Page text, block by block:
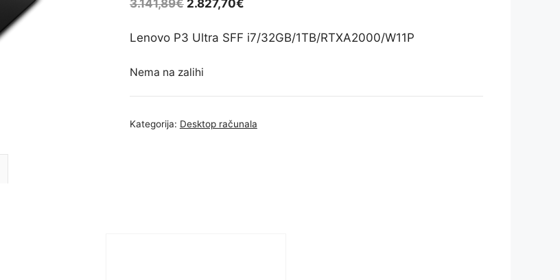
3.141,89€ 2.827,70€
Lenovo P3 Ultra SFF i7/32GB/1TB/RTXA2000/W11P
Nema na zalihi
Kategorija: Desktop računala